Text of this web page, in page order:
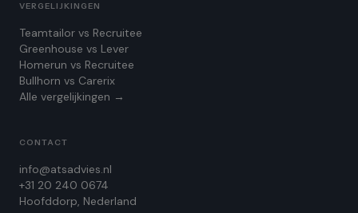
VERGELIJKINGEN
Teamtailor vs Recruitee
Greenhouse vs Lever
Homerun vs Recruitee
Bullhorn vs Carerix
Alle vergelijkingen →
CONTACT
info@atsadvies.nl
+31 20 240 0674
Hoofddorp, Nederland